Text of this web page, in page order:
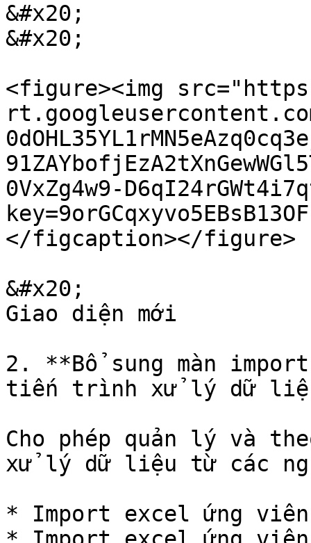
&#x20;
&#x20;
<figure><img
0VxZg4w9-
</figcaption></figure>
&#x20;
Giao diện mới
2. **Bổ sung màn
tiến trình xử lý dữ
Cho phép quản lý và
xử lý dữ liệu từ các
* Import excel ứng